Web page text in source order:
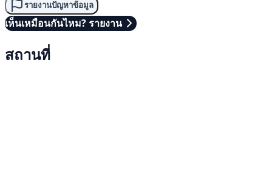
รายงานปัญหาข้อมูล
เห็นเหมือนกันไหม? รายงาน
สถานที่